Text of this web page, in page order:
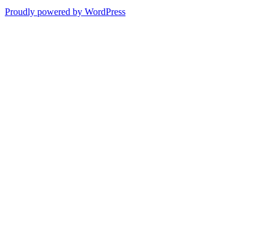
Proudly powered by WordPress